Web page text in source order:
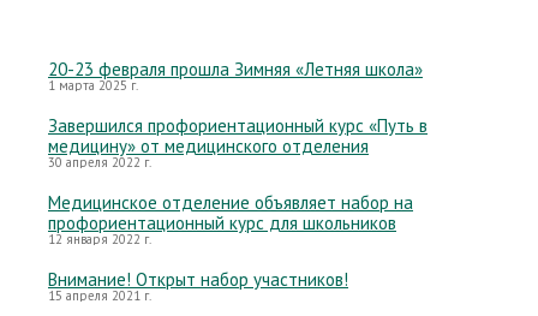
20-23 февраля прошла Зимняя «Летняя школа»
1 марта 2025 г.
Завершился профориентационный курс «Путь в
медицину» от медицинского отделения
30 апреля 2022 г.
Медицинское отделение объявляет набор на
профориентационный курс для школьников
12 января 2022 г.
Внимание! Открыт набор участников!
15 апреля 2021 г.